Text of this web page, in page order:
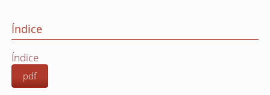
Índice
Índice
pdf